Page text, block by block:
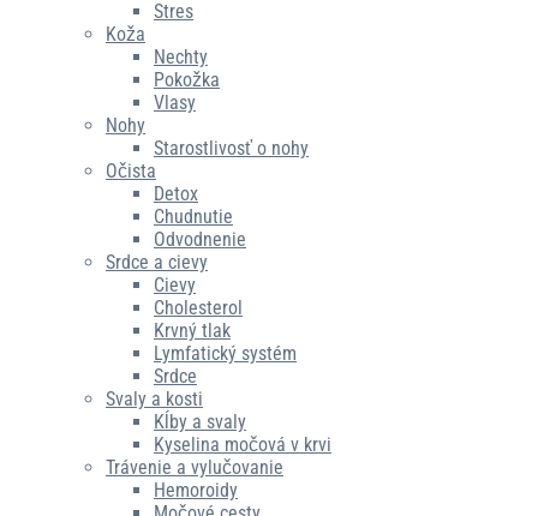
Stres
Koža
Nechty
Pokožka
Vlasy
Nohy
Starostlivosť o nohy
Očista
Detox
Chudnutie
Odvodnenie
Srdce a cievy
Cievy
Cholesterol
Krvný tlak
Lymfatický systém
Srdce
Svaly a kosti
Kĺby a svaly
Kyselina močová v krvi
Trávenie a vylučovanie
Hemoroidy